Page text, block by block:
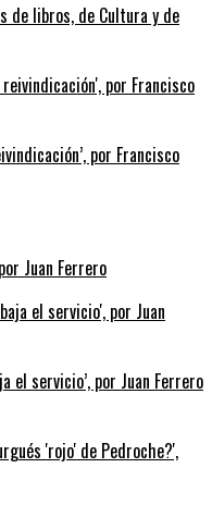
de libros, de Cultura y de
por Francisco
Juan Ferrero
el servicio’, por Juan Ferrero